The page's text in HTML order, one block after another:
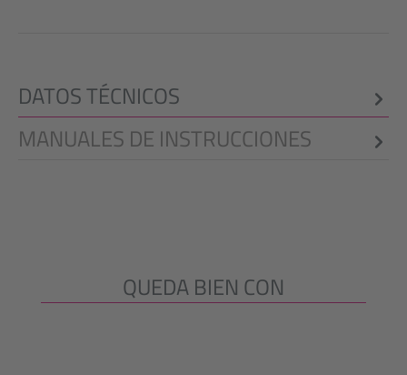
DATOS TÉCNICOS
MANUALES DE INSTRUCCIONES
Omitir la galería de productos
QUEDA BIEN CON